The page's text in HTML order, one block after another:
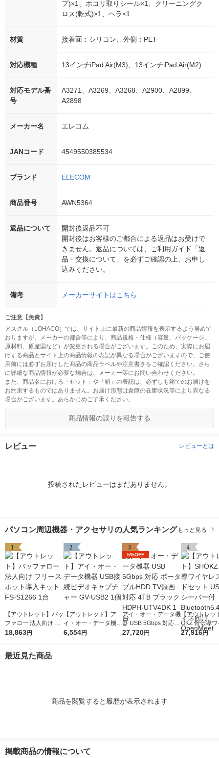
プ)×1、ホコリ取りシール×1、クリーニングク
ロス(乾式)×1、ヘラ×1
材質 接着面：シリコン、外側：PET
対応機種 13インチiPad Air(M3)、13インチiPad Air(M2)
対応モデル番
号
A3271、A3269、A3268、A2900、A2899、
A2898
メーカー名 エレコム
JANコード 4549550385534
ブランド ELECOM
商品番号 AWN5364
返品について
開封後返品不可
開封後はお客様のご都合による返品はお受けで
きません。返品については、ご利用ガイド「返
品・交換について」を必ずご確認の上、お申し
込みください。
備考 メーカーサイトはこちら
ご注意【免責】
アスクル（LOHACO）では、サイト上に最新の商品情報を表示するよう努めて
おりますが、メーカーの都合等により、商品規格・仕様（容量、パッケージ、
原材料、原産国など）が変更される場合がございます。このため、実際にお届
けする商品とサイト上の商品情報の表記が異なる場合がございますので、ご使
用前には必ずお届けした商品の商品ラベルや注意書きをご確認ください。さら
に詳細な商品情報が必要な場合は、メーカー等にお問い合わせください。
また、商品名における「セット」や「箱」の表記は、必ずしも箱でのお届けを
お約束するものではありません。お届け形態は倉庫の在庫状況等により異なる
場合がございます。あらかじめご了承ください。
商品情報の誤りを報告する
レビュー レビューとは
投稿されたレビューはまだありません。
パソコン周辺機器・アクセサリの人気ランキング もっと見る
1
【アウトレット】バッ
ファロー 法人向け フ
リースポット導入キッ
18,863円
2
【アウトレット】ア
イ・オー・データ機器
USB接続ビデオキャ
6,554円
3
5%OFF
アイ・オー・データ機
器 USB 5Gbps 対応
ポータブルHDD TV録
27,720円
4
【アウトレッ
OKZ 骨伝導
スヘッドセッ
27,916円
最近見た商品
商品を閲覧すると履歴が表示されます
掲載商品の情報について